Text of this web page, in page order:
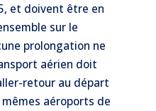
et doivent être en
sur le
prolongation ne
aérien doit
retour au départ
aéroports de